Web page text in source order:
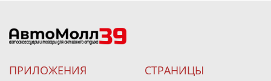
ПРИЛОЖЕНИЯ СТРАНИЦЫ